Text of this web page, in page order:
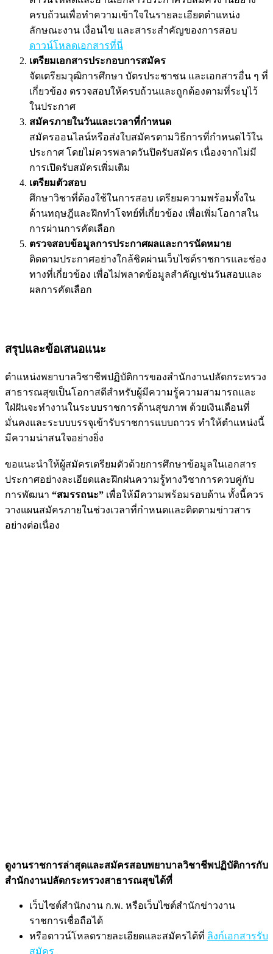
ครบถ้วนเพื่อทำความเข้าใจในรายละเอียดตำแหน่ง
ลักษณะงาน เงื่อนไข และสาระสำคัญของการสอบ
ดาวน์โหลดเอกสารที่นี่
เตรียมเอกสารประกอบการสมัคร
จัดเตรียมวุฒิการศึกษา บัตรประชาชน และเอกสารอื่น ๆ ที่
เกี่ยวข้อง ตรวจสอบให้ครบถ้วนและถูกต้องตามที่ระบุไว้
ในประกาศ
สมัครภายในวันและเวลาที่กำหนด
สมัครออนไลน์หรือส่งใบสมัครตามวิธีการที่กำหนดไว้ใน
ประกาศ โดยไม่ควรพลาดวันปิดรับสมัคร เนื่องจากไม่มี
การเปิดรับสมัครเพิ่มเติม
เตรียมตัวสอบ
ศึกษาวิชาที่ต้องใช้ในการสอบ เตรียมความพร้อมทั้งใน
ด้านทฤษฎีและฝึกทำโจทย์ที่เกี่ยวข้อง เพื่อเพิ่มโอกาสใน
การผ่านการคัดเลือก
ตรวจสอบข้อมูลการประกาศผลและการนัดหมาย
ติดตามประกาศอย่างใกล้ชิดผ่านเว็บไซต์ราชการและช่อง
ทางที่เกี่ยวข้อง เพื่อไม่พลาดข้อมูลสำคัญเช่นวันสอบและ
ผลการคัดเลือก
สรุปและข้อเสนอแนะ
ตำแหน่งพยาบาลวิชาชีพปฏิบัติการของสำนักงานปลัดกระทรวง
สาธารณสุขเป็นโอกาสดีสำหรับผู้มีความรู้ความสามารถและ
ใฝ่ฝันจะทำงานในระบบราชการด้านสุขภาพ ด้วยเงินเดือนที่
มั่นคงและระบบบรรจุเข้ารับราชการแบบถาวร ทำให้ตำแหน่งนี้
มีความน่าสนใจอย่างยิ่ง
ขอแนะนำให้ผู้สมัครเตรียมตัวด้วยการศึกษาข้อมูลในเอกสาร
ประกาศอย่างละเอียดและฝึกฝนความรู้ทางวิชาการควบคู่กับ
การพัฒนา “สมรรถนะ” เพื่อให้มีความพร้อมรอบด้าน ทั้งนี้ควร
วางแผนสมัครภายในช่วงเวลาที่กำหนดและติดตามข่าวสาร
อย่างต่อเนื่อง
ดูงานราชการล่าสุดและสมัครสอบพยาบาลวิชาชีพปฏิบัติการกับ
สำนักงานปลัดกระทรวงสาธารณสุขได้ที่
เว็บไซต์สำนักงาน ก.พ. หรือเว็บไซต์สำนักข่าวงาน
ราชการเชื่อถือได้
หรือดาวน์โหลดรายละเอียดและสมัครได้ที่ ลิงก์เอกสารรับ
สมัคร